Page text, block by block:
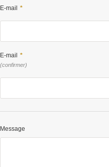
E-mail *
E-mail *
(confirmer)
Message